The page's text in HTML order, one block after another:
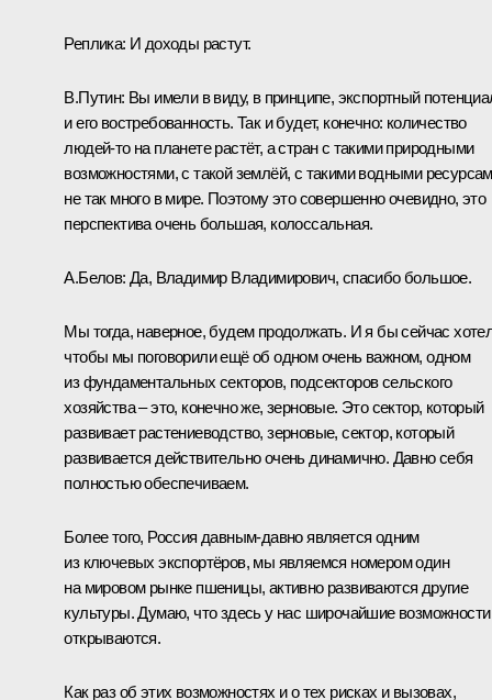
Реплика: И доходы растут.
В.Путин: Вы имели в виду, в принципе, экспортный
и его востребованность. Так и будет, конечно: количество
людей-то на планете растёт, а стран с такими природными
возможностями, с такой землёй, с такими водными
не так много в мире. Поэтому это совершенно очевидно, это
перспектива очень большая, колоссальная.
А.Белов: Да, Владимир Владимирович, спасибо большое.
Мы тогда, наверное, будем продолжать. И я бы сейчас
чтобы мы поговорили ещё об одном очень важном, одном
из фундаментальных секторов, подсекторов сельского
хозяйства – это, конечно же, зерновые. Это сектор, который
развивает растениеводство, зерновые, сектор, который
развивается действительно очень динамично. Давно себя
полностью обеспечиваем.
Более того, Россия давным-давно является одним
из ключевых экспортёров, мы являемся номером один
на мировом рынке пшеницы, активно развиваются другие
культуры. Думаю, что здесь у нас широчайшие возможности
открываются.
Как раз об этих возможностях и о тех рисках и вызовах,